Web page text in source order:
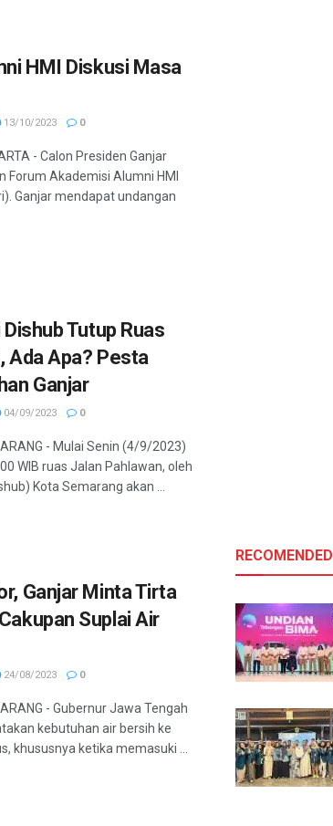
HMI Diskusi Masa
13/10/2023 0
- Calon Presiden Ganjar
Forum Akademisi Alumni HMI
Ganjar mendapat undangan
Tutup Ruas
Ada Apa? Pesta
Ganjar
04/09/2023 0
- Mulai Senin (4/9/2023)
WIB ruas Jalan Pahlawan, oleh
Kota Semarang akan ...
Ganjar Minta Tirta
Suplai Air
24/08/2023 0
- Gubernur Jawa Tengah
kebutuhan air bersih ke
khususnya ketika memasuki ...
RECOMENDED